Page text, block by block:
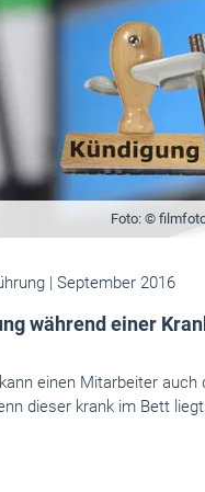
Foto: ©
| September 2016
während einer
einen Mitarbeiter auch
dieser krank im Bett